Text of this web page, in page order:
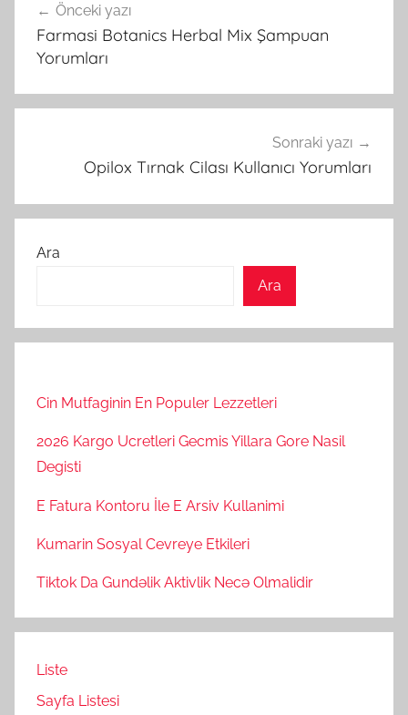
gezinmesi
Önceki yazı
Farmasi Botanics Herbal Mix Şampuan
Yorumları
Sonraki yazı
Opilox Tırnak Cilası Kullanıcı Yorumları
Ara
Ara
Cin Mutfaginin En Populer Lezzetleri
2026 Kargo Ucretleri Gecmis Yillara Gore Nasil
Degisti
E Fatura Kontoru İle E Arsiv Kullanimi
Kumarin Sosyal Cevreye Etkileri
Tiktok Da Gundəlik Aktivlik Necə Olmalidir
Liste
Sayfa Listesi